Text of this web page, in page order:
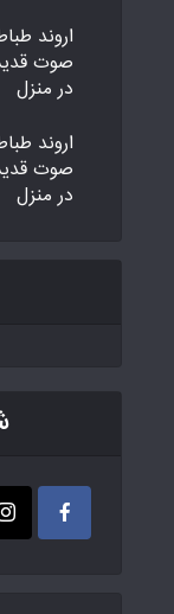
اروند
در منزل
اروند
در منزل